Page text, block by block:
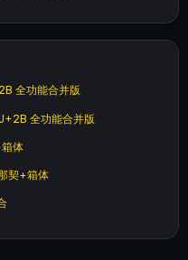
全功能合并版
全功能合并版
体
契+箱体